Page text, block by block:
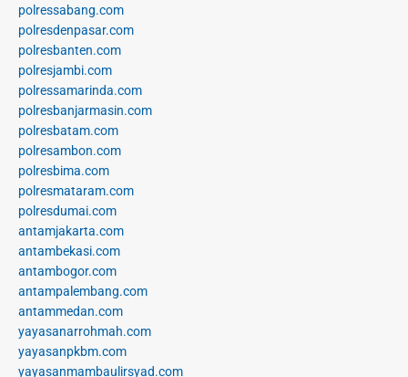
polressabang.com
polresdenpasar.com
polresbanten.com
polresjambi.com
polressamarinda.com
polresbanjarmasin.com
polresbatam.com
polresambon.com
polresbima.com
polresmataram.com
polresdumai.com
antamjakarta.com
antambekasi.com
antambogor.com
antampalembang.com
antammedan.com
yayasanarrohmah.com
yayasanpkbm.com
yayasanmambaulirsyad.com